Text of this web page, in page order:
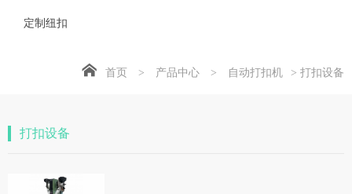
定制纽扣
首页 > 产品中心 > 自动打扣机 > 打扣设备
打扣设备